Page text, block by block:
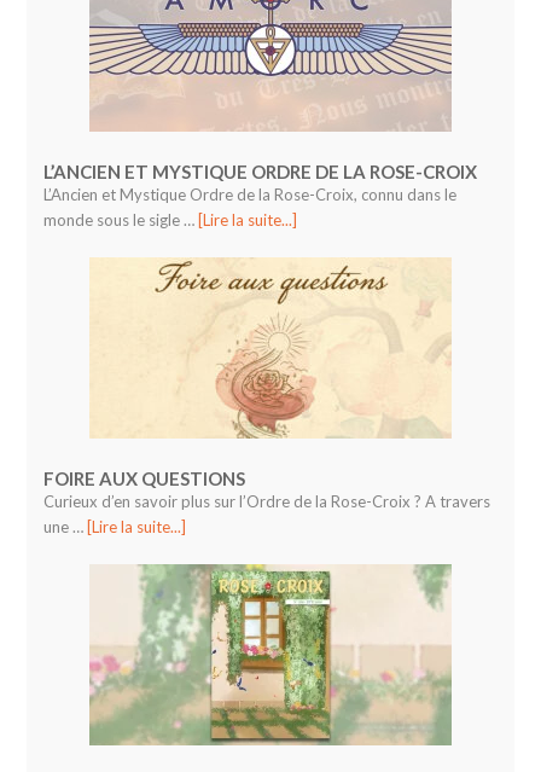
L’ANCIEN ET MYSTIQUE ORDRE DE LA ROSE-CROIX
L’Ancien et Mystique Ordre de la Rose-Croix, connu dans le
monde sous le sigle … [Lire la suite...]
FOIRE AUX QUESTIONS
Curieux d’en savoir plus sur l’Ordre de la Rose-Croix ? A travers
une … [Lire la suite...]